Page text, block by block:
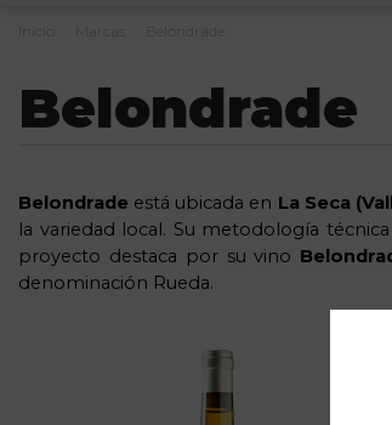
Belondrade
Belondrade está ubicada en La Seca
la variedad local. Su metodología
proyecto destaca por su vino
denominación Rueda.